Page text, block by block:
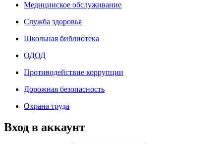
Медицинское обслуживание
Служба здоровья
Школьная библиотека
ОДОД
Противодействие коррупции
Дорожная безопасность
Охрана труда
Вход в аккаунт